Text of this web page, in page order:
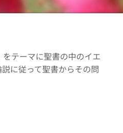
テーマに聖書の中のイエ
に従って聖書からその問